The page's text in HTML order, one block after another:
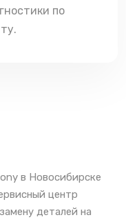
по
в Новосибирске
центр
деталей на